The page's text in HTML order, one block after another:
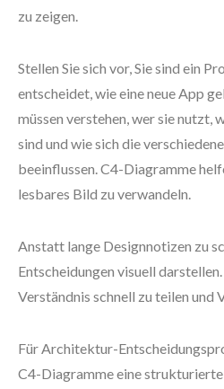
zu zeigen.
Stellen Sie sich vor, Sie sind ein
entscheidet, wie eine neue App
müssen verstehen, wer sie nutzt,
sind und wie sich die
beeinflussen. C4-Diagramme
lesbares Bild zu verwandeln.
Anstatt lange Designnotizen zu
Entscheidungen visuell
Verständnis schnell zu teilen und
Für Architektur-
C4-Diagramme eine